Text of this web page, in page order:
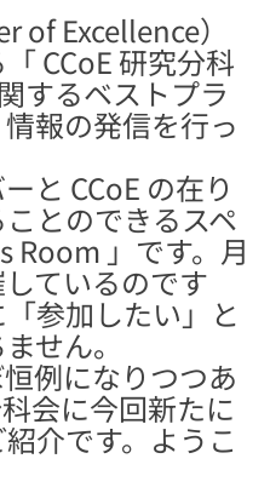
of Excellence）
CCoE 研究分科
するベストプラ
報の発信を行っ
と CCoE の在り
とのできるスペ
Room 」です。月
ているのです
参加したい」と
せん。
例になりつつあ
会に今回新たに
介です。ようこ